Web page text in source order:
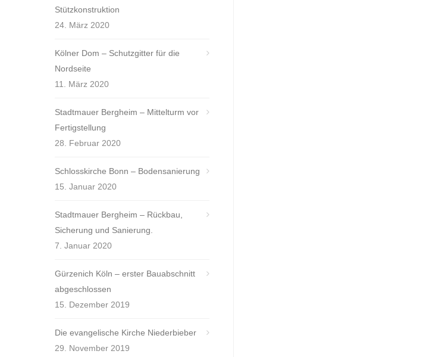
Stützkonstruktion
24. März 2020
Kölner Dom – Schutzgitter für die
Nordseite
11. März 2020
Stadtmauer Bergheim – Mittelturm vor
Fertigstellung
28. Februar 2020
Schlosskirche Bonn – Bodensanierung
15. Januar 2020
Stadtmauer Bergheim – Rückbau,
Sicherung und Sanierung.
7. Januar 2020
Gürzenich Köln – erster Bauabschnitt
abgeschlossen
15. Dezember 2019
Die evangelische Kirche Niederbieber
29. November 2019